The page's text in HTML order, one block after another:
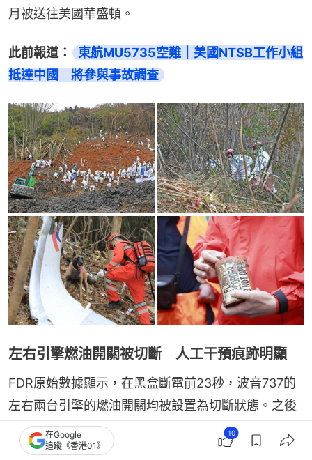
月被送往美國華盛頓。
此前報道：
東航MU5735空難｜美國NTSB工作小組
抵達中國　將參與事故調查
左右引擎燃油開關被切斷 人工干預痕跡明顯
FDR原始數據顯示，在黑盒斷電前23秒，波音737的
左右兩台引擎的燃油開關均被設置為切斷狀態。之後
飛機的自動駕駛儀也被關閉。斷電前20秒，駕駛艙內
的一側操縱桿被猛烈向下推，控制輪（Control
在Google
追蹤《香港01》
10